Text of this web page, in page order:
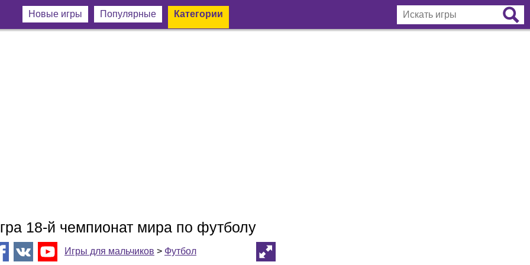
Новые игры Популярные Категории
18-й чемпионат мира по футболу
Игры для мальчиков > Футбол